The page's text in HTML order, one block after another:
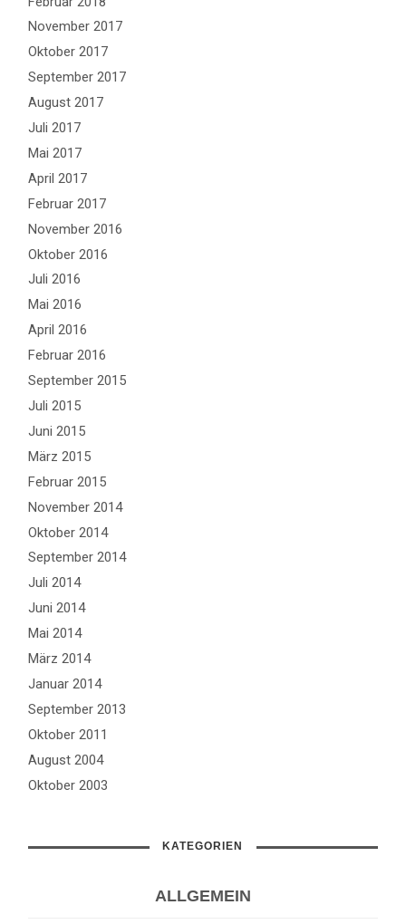
November 2017
Oktober 2017
September 2017
August 2017
Juli 2017
Mai 2017
April 2017
Februar 2017
November 2016
Oktober 2016
Juli 2016
Mai 2016
April 2016
Februar 2016
September 2015
Juli 2015
Juni 2015
März 2015
Februar 2015
November 2014
Oktober 2014
September 2014
Juli 2014
Juni 2014
Mai 2014
März 2014
Januar 2014
September 2013
Oktober 2011
August 2004
Oktober 2003
KATEGORIEN
ALLGEMEIN